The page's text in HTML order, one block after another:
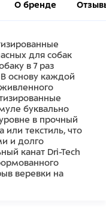
О бренде
для собак
в 7 раз
основу каждой
буквально
в прочный
или текстиль, что
и долго
канат Dri-Tech
веревки на
опасны для